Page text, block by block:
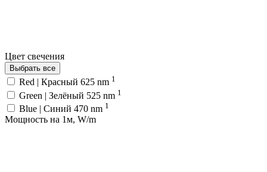
Цвет свечения
Выбрать все
Red | Красный 625 nm 1
Green | Зелёный 525 nm 1
Blue | Синий 470 nm 1
Мощность на 1м, W/m